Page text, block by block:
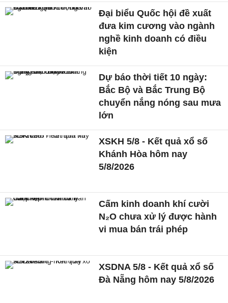
Đại biểu Quốc hội đề xuất
đưa kim cương vào ngành
nghề kinh doanh có điều
kiện
Dự báo thời tiết 10 ngày:
Bắc Bộ và Bắc Trung Bộ
chuyển nắng nóng sau mưa
lớn
XSKH 5/8 - Kết quả xổ số
Khánh Hòa hôm nay
5/8/2026
Cấm kinh doanh khí cười
N₂O chưa xử lý được hành
vi mua bán trái phép
XSDNA 5/8 - Kết quả xổ số
Đà Nẵng hôm nay 5/8/2026